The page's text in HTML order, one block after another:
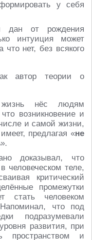
у себя
дан от рождения
интуиция может
что нет, без всякого
автор теории о
нёс людям
возникновение и
и самой жизни,
предлагая «не
».
доказывал, что
человеческом теле,
критический
промежутки
стать человеком
что под
подразумевали
развития, при
пространством и